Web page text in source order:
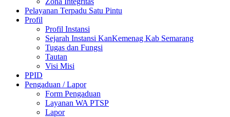
Pelayanan Terpadu Satu Pintu
Profil
Profil Instansi
Sejarah Instansi KanKemenag Kab Semarang
Tugas dan Fungsi
Tautan
Visi Misi
PPID
Pengaduan / Lapor
Form Pengaduan
Layanan WA PTSP
Lapor